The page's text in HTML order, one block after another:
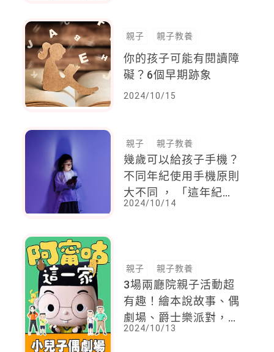
親子 親子教養
你的孩子可能有閱讀障
礙？6個早期跡象
2024/10/15
親子 親子教養
幾歲可以給孩子手機？
不同年紀使用手機原則
大不同 ， 「這年紀」
明確管理時間才能避免
2024/10/14
親子 親子教養
3場兩廳院親子活動超
有趣！繪本說故事、偶
劇場、爵士樂派對，忍
不住帶孩子走進玩一
2024/10/13